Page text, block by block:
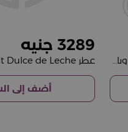
3289
أضف إلى